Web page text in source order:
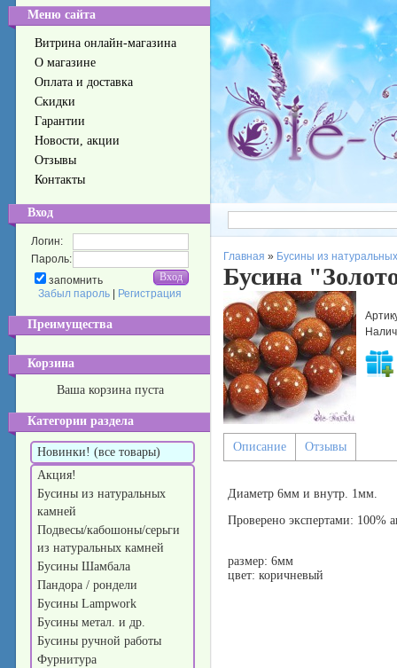
Меню сайта
Витрина онлайн-магазина
О магазине
Оплата и доставка
Скидки
Гарантии
Новости, акции
Отзывы
Контакты
Вход
Логин:
Пароль:
запомнить
Забыл пароль
Регистрация
Преимущества
Корзина
Ваша корзина пуста
Категории раздела
Новинки! (все товары)
Акция!
Бусины из натуральных
камней
Подвесы/кабошоны/серьги
из натуральных камней
Бусины Шамбала
Пандора / рондели
Бусины Lampwork
Бусины метал. и др.
Бусины ручной работы
Фурнитура
Главная » Бусины из
Бусина
Описание Отзывы
Диаметр 6мм и внутр. 1мм.
Проверено экспертами: 100%
размер: 6мм
цвет: коричневый